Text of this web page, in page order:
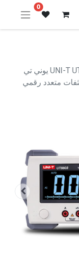
0
UNI-T UT8803E Benchtop Digital Multimeter يوني تي
متعدد رقمي